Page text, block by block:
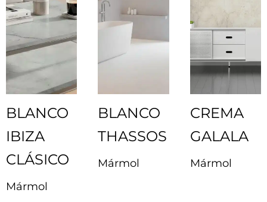
BLANCO
IBIZA
CLÁSICO
Mármol
BLANCO
THASSOS
Mármol
CREMA
GALALA
Mármol